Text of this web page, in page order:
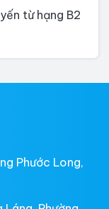
từ hạng B2
Phước Long,